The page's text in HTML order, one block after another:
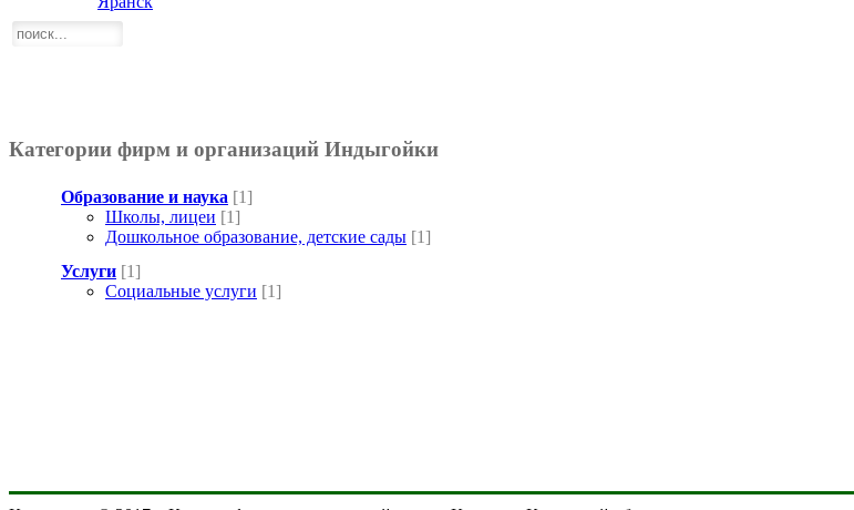
Категории фирм и организаций Индыгойки
Образование и наука [1]
Школы, лицеи [1]
Дошкольное образование, детские сады [1]
Услуги [1]
Социальные услуги [1]